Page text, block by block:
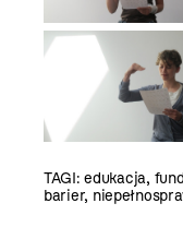
TAGI:edukacja,
barier,